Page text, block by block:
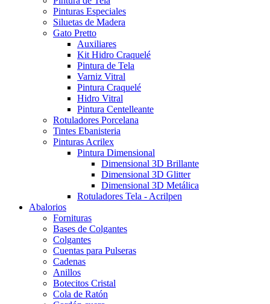
Pinturas Especiales
Siluetas de Madera
Gato Pretto
Auxiliares
Kit Hidro Craquelé
Pintura de Tela
Varniz Vitral
Pintura Craquelé
Hidro Vitral
Pintura Centelleante
Rotuladores Porcelana
Tintes Ebanisteria
Pinturas Acrilex
Pintura Dimensional
Dimensional 3D Brillante
Dimensional 3D Glitter
Dimensional 3D Metálica
Rotuladores Tela - Acrilpen
Abalorios
Fornituras
Bases de Colgantes
Colgantes
Cuentas para Pulseras
Cadenas
Anillos
Botecitos Cristal
Cola de Ratón